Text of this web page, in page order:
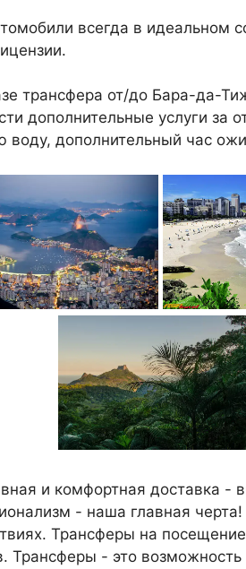
всегда в идеальном
трансфера от/до Бара-да-
дополнительные услуги за
воду, дополнительный час
и комфортная доставка -
- наша главная
Трансферы на
Трансферы - это возможность